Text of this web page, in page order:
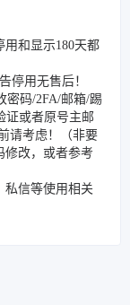
和显示180天都
停用无售后！
密码/2FA/邮箱/踢
证或者原号主邮
请考虑！（非要
修改，或者参考
私信等使用相关